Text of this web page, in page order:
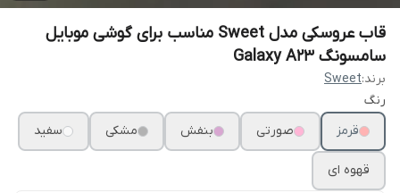
قاب عروسکی مدل Sweet مناسب برای گوشی موبایل
سامسونگ Galaxy A23
برند:Sweet
رنگ
قرمز
صورتی بنفش مشکی سفید
قهوه ای